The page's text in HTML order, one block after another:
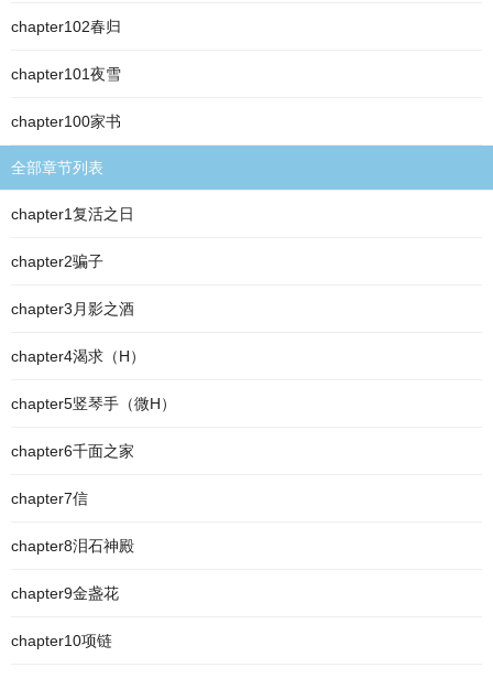
chapter102春归
chapter101夜雪
chapter100家书
全部章节列表
chapter1复活之日
chapter2骗子
chapter3月影之酒
chapter4渴求（H）
chapter5竖琴手（微H）
chapter6千面之家
chapter7信
chapter8泪石神殿
chapter9金盏花
chapter10项链